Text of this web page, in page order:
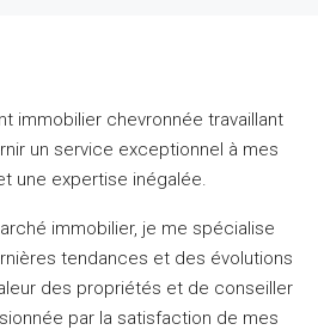
immobilier chevronnée travaillant
un service exceptionnel à mes
une expertise inégalée.
immobilier, je me spécialise
tendances et des évolutions
des propriétés et de conseiller
par la satisfaction de mes